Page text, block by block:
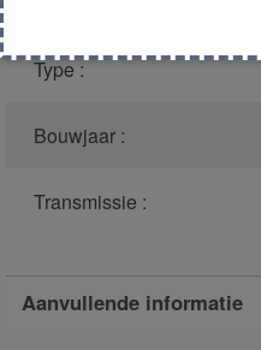
Type :
Bouwjaar :
Transmissie :
Aanvullende informatie